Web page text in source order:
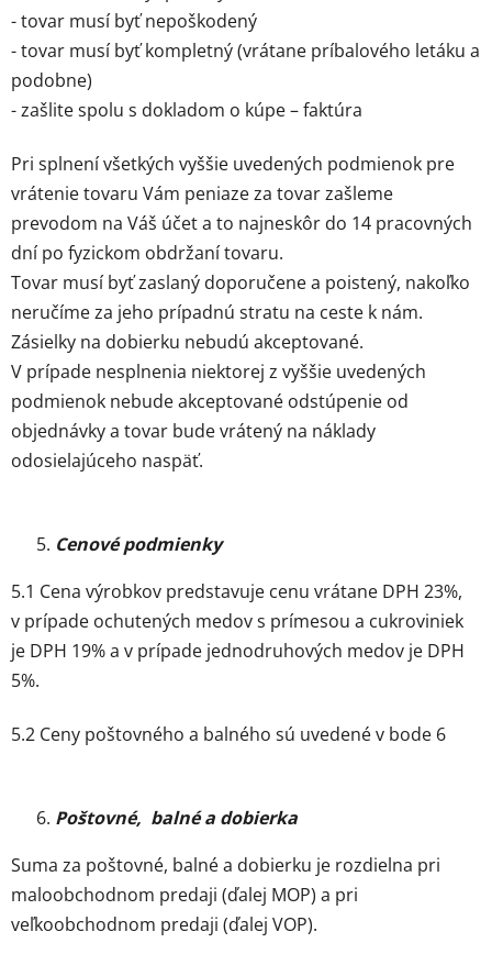
- tovar musí byť nepoškodený
- tovar musí byť kompletný (vrátane príbalového letáku a
podobne)
- zašlite spolu s dokladom o kúpe – faktúra
Pri splnení všetkých vyššie uvedených podmienok pre
vrátenie tovaru Vám peniaze za tovar zašleme
prevodom na Váš účet a to najneskôr do 14 pracovných
dní po fyzickom obdržaní tovaru.
Tovar musí byť zaslaný doporučene a poistený, nakoľko
neručíme za jeho prípadnú stratu na ceste k nám.
Zásielky na dobierku nebudú akceptované.
V prípade nesplnenia niektorej z vyššie uvedených
podmienok nebude akceptované odstúpenie od
objednávky a tovar bude vrátený na náklady
odosielajúceho naspäť.
Cenové podmienky
5.1 Cena výrobkov predstavuje cenu vrátane DPH 23%,
v prípade ochutených medov s prímesou a cukroviniek
je DPH 19% a v prípade jednodruhových medov je DPH
5%.
5.2 Ceny poštovného a balného sú uvedené v bode 6
Poštovné, balné a dobierka
Suma za poštovné, balné a dobierku je rozdielna pri
maloobchodnom predaji (ďalej MOP) a pri
veľkoobchodnom predaji (ďalej VOP).